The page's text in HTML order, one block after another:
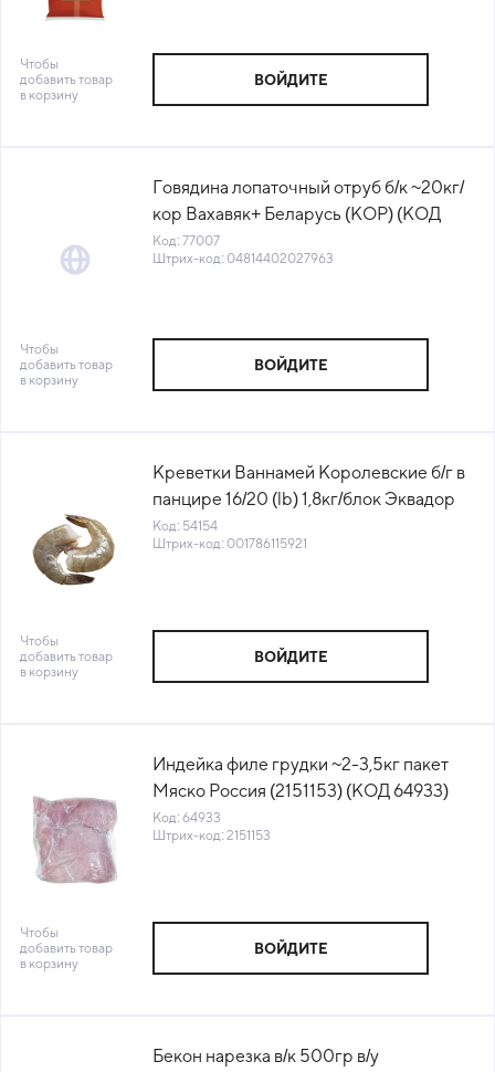
Чтобы
добавить товар
в корзину
ВОЙДИТЕ
Говядина лопаточный отруб б/к ~20кг/
кор Вахавяк+ Беларусь (КОР) (КОД
77007) (-18°С)
Код: 77007
Штрих-код: 04814402027963
Чтобы
добавить товар
в корзину
ВОЙДИТЕ
Креветки Ваннамей Королевские б/г в
панцире 16/20 (lb) 1,8кг/блок Эквадор
(ПУ) (КОД 54154) (-18°С)
Код: 54154
Штрих-код: 001786115921
Чтобы
добавить товар
в корзину
ВОЙДИТЕ
Индейка филе грудки ~2-3,5кг пакет
Мяско Россия (2151153) (КОД 64933)
(-18°С)
Код: 64933
Штрих-код: 2151153
Чтобы
добавить товар
в корзину
ВОЙДИТЕ
Бекон нарезка в/к 500гр в/у